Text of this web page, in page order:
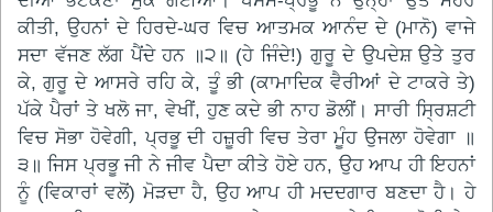
ਕੀਤੀ, ਉਹਨਾਂ ਦੇ ਹਿਰਦੇ-ਘਰ ਵਿਚ ਆਤਮਕ ਆਨੰਦ ਦੇ (ਮਾਨੋ) ਵਾਜੇ
ਸਦਾ ਵੱਜਣ ਲੱਗ ਪੈਂਦੇ ਹਨ ॥੨॥ (ਹੇ ਜਿੰਦੇ!) ਗੁਰੂ ਦੇ ਉਪਦੇਸ਼ ਉਤੇ ਤੁਰ
ਕੇ, ਗੁਰੂ ਦੇ ਆਸਰੇ ਰਹਿ ਕੇ, ਤੂੰ ਭੀ (ਕਾਮਾਦਿਕ ਵੈਰੀਆਂ ਦੇ ਟਾਕਰੇ ਤੇ)
ਪੱਕੇ ਪੈਰਾਂ ਤੇ ਖਲੋ ਜਾ, ਵੇਖੀਂ, ਹੁਣ ਕਦੇ ਭੀ ਨਾਹ ਡੋਲੀਂ। ਸਾਰੀ ਸ੍ਰਿਸ਼ਟੀ
ਵਿਚ ਸੋਭਾ ਹੋਵੇਗੀ, ਪ੍ਰਭੂ ਦੀ ਹਜ਼ੂਰੀ ਵਿਚ ਤੇਰਾ ਮੂੰਹ ਉਜਲਾ ਹੋਵੇਗਾ ॥
੩॥ ਜਿਸ ਪ੍ਰਭੂ ਜੀ ਨੇ ਜੀਵ ਪੈਦਾ ਕੀਤੇ ਹੋਏ ਹਨ, ਉਹ ਆਪ ਹੀ ਇਹਨਾਂ
ਨੂੰ (ਵਿਕਾਰਾਂ ਵਲੋਂ) ਮੋੜਦਾ ਹੈ, ਉਹ ਆਪ ਹੀ ਮਦਦਗਾਰ ਬਣਦਾ ਹੈ। ਹੇ